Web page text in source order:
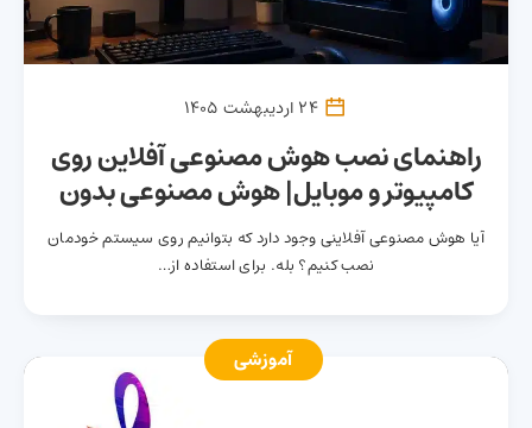
راهنمای نصب هوش مصنوعی آفلاین روی
کامپیوتر و موبایل| هوش مصنوعی بدون
نیاز به اینترنت
آیا هوش مصنوعی آفلاینی وجود دارد که بتوانیم روی سیستم خودمان
نصب کنیم؟ بله. برای استفاده از…
آموزشی